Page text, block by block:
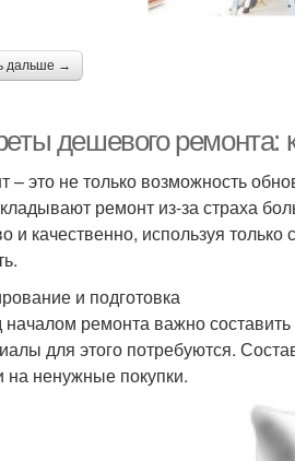
дальше →
дешевого ремонта:
– это не только возможность
ремонт из-за страха
и качественно, используя
и подготовка
ремонта важно
для этого потребуются.
на ненужные покупки.